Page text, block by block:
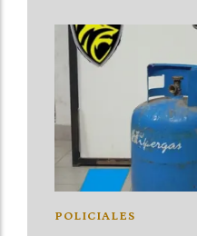
POLICIALES